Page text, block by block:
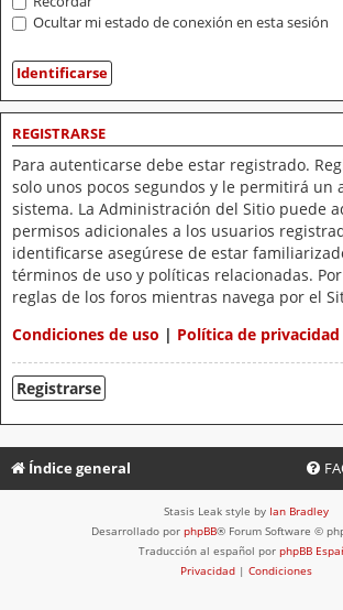
Ocultar mi estado de conexión en esta sesión
REGISTRARSE
Para autenticarse debe estar registrado.
solo unos pocos segundos y le permitirá un
sistema. La Administración del Sitio puede
permisos adicionales a los usuarios
identificarse asegúrese de estar
términos de uso y políticas relacionadas.
reglas de los foros mientras navega por el
Condiciones de uso | Política de privacidad
Registrarse
Índice general
Stasis Leak style by Ian Bradley
Desarrollado por phpBB® Forum Software ©
Traducción al español por phpBB
Privacidad | Condiciones